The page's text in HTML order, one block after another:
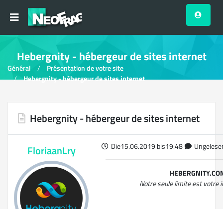
Hebergnity - hébergeur de sites internet
Général
Présentation de votre site
Hebergnity - hébergeur de sites internet
Hebergnity - hébergeur de sites internet
FloriaanLry Die15.06.2019 bis19:48
Notre seule limite est votre